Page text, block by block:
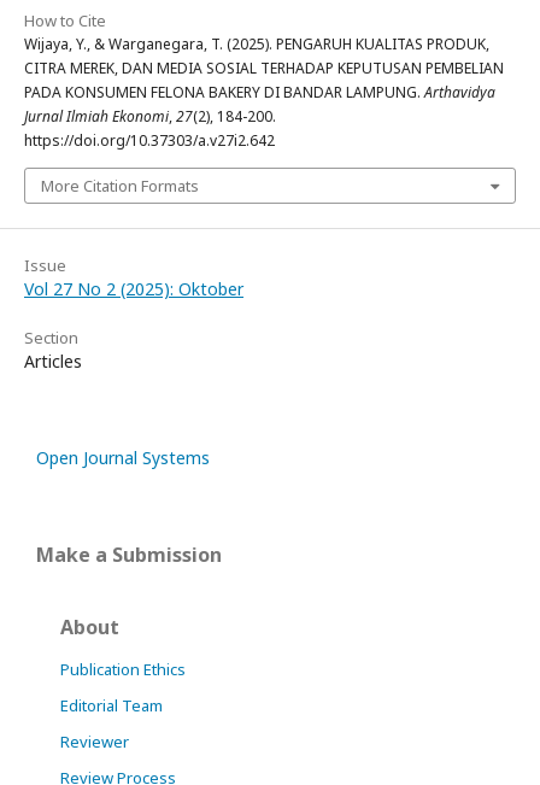
How to Cite
Wijaya, Y., & Warganegara, T. (2025). PENGARUH KUALITAS PRODUK,
CITRA MEREK, DAN MEDIA SOSIAL TERHADAP KEPUTUSAN PEMBELIAN
PADA KONSUMEN FELONA BAKERY DI BANDAR LAMPUNG.Arthavidya
Jurnal Ilmiah Ekonomi,27(2), 184-200.
https://doi.org/10.37303/a.v27i2.642
More Citation Formats
Issue
Vol 27 No 2 (2025): Oktober
Section
Articles
Open Journal Systems
Make a Submission
About
Publication Ethics
Editorial Team
Reviewer
Review Process